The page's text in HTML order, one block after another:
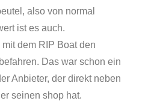
also von normal
ist es auch.
dem RIP Boat den
Das war schon ein
Anbieter, der direkt neben
seinen shop hat.